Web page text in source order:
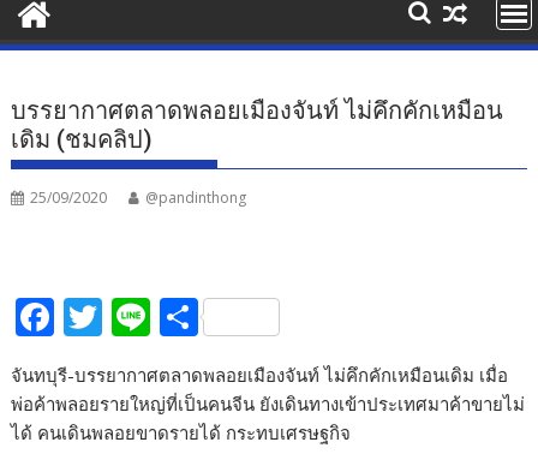
บรรยากาศตลาดพลอยเมืองจันท์ ไม่คึกคักเหมือน
เดิม (ชมคลิป)
25/09/2020 @pandinthong
F
ac
e
b
T
itt
er
Li
e
S
ar
e
จันทบุรี-บรรยากาศตลาดพลอยเมืองจันท์ ไม่คึกคักเหมือนเดิม เมื่อ
พ่อค้าพลอยรายใหญ่ที่เป็นคนจีน ยังเดินทางเข้าประเทศมาค้าขายไม่
ได้ คนเดินพลอยขาดรายได้ กระทบเศรษฐกิจ